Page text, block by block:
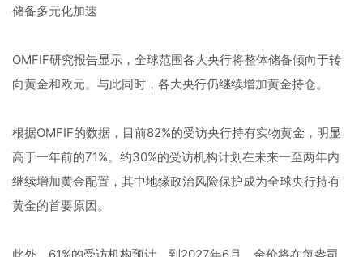
储备多元化加速
OMFIF研究报告显示，全球范围各大央行将整体储备倾向于转
向黄金和欧元。与此同时，各大央行仍继续增加黄金持仓。
根据OMFIF的数据，目前82%的受访央行持有实物黄金，明显
高于一年前的71%。约30%的受访机构计划在未来一至两年内
继续增加黄金配置，其中地缘政治风险保护成为全球央行持有
黄金的首要原因。